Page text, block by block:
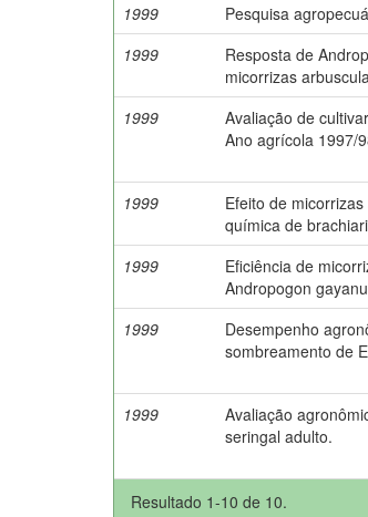
1999
Pesquisa
1999
Resposta de
micorrizas
1999
Avaliação de
Ano agrícola 1997/
1999
Efeito de
química de
1999
Eficiência de
Andropogon
1999
Desempenho
sombreamento de
1999
Avaliação
seringal adulto.
Resultado 1-10 de 10.